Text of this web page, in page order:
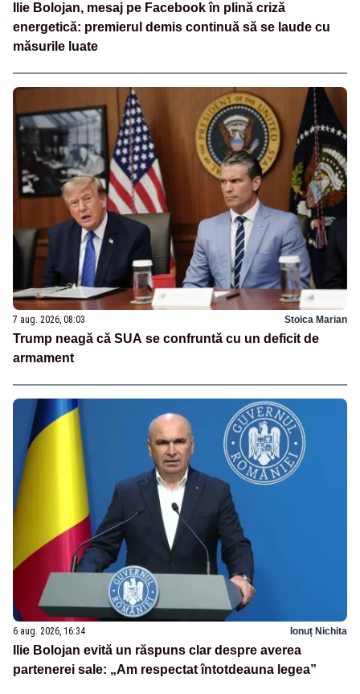
Ilie Bolojan, mesaj pe Facebook în plină criză
energetică: premierul demis continuă să se laude cu
măsurile luate
7 aug. 2026, 08:03 Stoica Marian
Trump neagă că SUA se confruntă cu un deficit de
armament
6 aug. 2026, 16:34 Ionuț Nichita
Ilie Bolojan evită un răspuns clar despre averea
partenerei sale: „Am respectat întotdeauna legea”